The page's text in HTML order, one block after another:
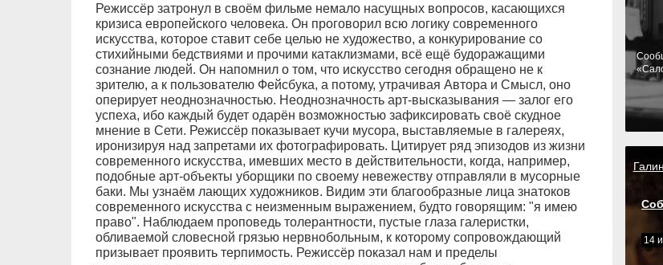
Режиссёр затронул в своём фильме немало насущных вопросов, касающихся
кризиса европейского человека. Он проговорил всю логику современного
искусства, которое ставит себе целью не художество, а конкурирование со
стихийными бедствиями и прочими катаклизмами, всё ещё будоражащими
сознание людей. Он напомнил о том, что искусство сегодня обращено не к
зрителю, а к пользователю Фейсбука, а потому, утрачивая Автора и Смысл, оно
оперирует неоднозначностью. Неоднозначность арт-высказывания — залог его
успеха, ибо каждый будет одарён возможностью зафиксировать своё скудное
мнение в Cети. Режиссёр показывает кучи мусора, выставляемые в галереях,
иронизируя над запретами их фотографировать. Цитирует ряд эпизодов из жизни
современного искусства, имевших место в действительности, когда, например,
подобные арт-объекты уборщики по своему невежеству отправляли в мусорные
баки. Мы узнаём лающих художников. Видим эти благообразные лица знатоков
современного искусства с неизменным выражением, будто говорящим: "я имею
право". Наблюдаем проповедь толерантности, пустые глаза галеристки,
обливаемой словесной грязью нервнобольным, к которому сопровождающий
призывает проявить терпимость. Режиссёр показал нам и пределы
14